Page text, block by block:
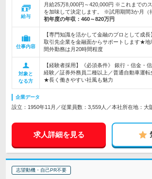
給与
月給25万8,000円～420,000円 ※これまでの
を加味して決定します。 ※試用期間3か月（
初年度の年収： 460～820万円
仕事内容
【専門知識を活かして金融のプロとして成
取引先企業を金融面からサポートします★
間外勤務は月20時間程度
対象と
なる方
【経験者採用】《必須条件》 銀行・信金・
経験／証券外務員二種以上／普通自動車運転
★長く働きやすい社風も魅力
企業データ
設立：1950年11月／従業員数：3,559人／本社所在地：大
求人詳細を見る
志望動機・自己PR不要